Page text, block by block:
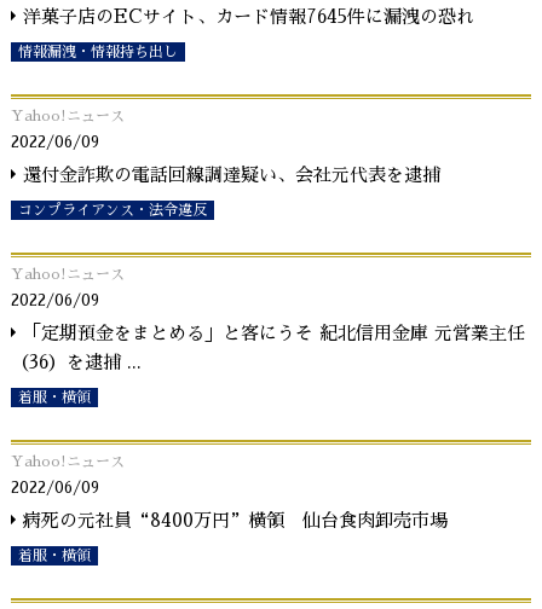
洋菓子店のECサイト、カード情報7645件に漏洩の恐れ
情報漏洩・情報持ち出し
Yahoo!ニュース
2022/06/09
還付金詐欺の電話回線調達疑い、会社元代表を逮捕
コンプライアンス・法令違反
Yahoo!ニュース
2022/06/09
「定期預金をまとめる」と客にうそ 紀北信用金庫 元営業主任
（36）を逮捕 ...
着服・横領
Yahoo!ニュース
2022/06/09
病死の元社員“8400万円”横領 仙台食肉卸売市場
着服・横領